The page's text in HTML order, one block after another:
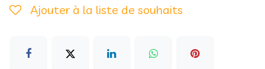
Ajouter à la liste de souhaits